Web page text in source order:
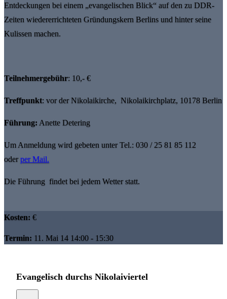
Entdeckungen bei einem „evangelischen Blick“ auf den zu DDR-
Zeiten wiedererrichteten Gründungskern Berlins und hinter seine
Kulissen machen.
Teilnehmergebühr: 10,- €
Treffpunkt: vor der Nikolaikirche, Nikolaikirchplatz, 10178 Berlin
Führung: Anette Detering
Um Anmeldung wird gebeten unter Tel.: 030 / 25 81 85 112
oderper Mail.
Die Führung findet bei jedem Wetter statt.
Kosten: €
Termin: 11. Mai 14 14:00 - 15:30
Evangelisch durchs Nikolaiviertel